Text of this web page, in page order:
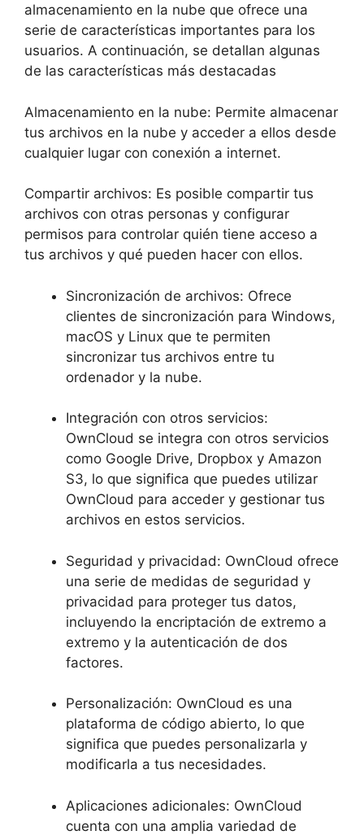
almacenamiento en la nube que ofrece una
serie de características importantes para los
usuarios. A continuación, se detallan algunas
de las características más destacadas
Almacenamiento en la nube: Permite almacenar
tus archivos en la nube y acceder a ellos desde
cualquier lugar con conexión a internet.
Compartir archivos: Es posible compartir tus
archivos con otras personas y configurar
permisos para controlar quién tiene acceso a
tus archivos y qué pueden hacer con ellos.
Sincronización de archivos: Ofrece
clientes de sincronización para Windows,
macOS y Linux que te permiten
sincronizar tus archivos entre tu
ordenador y la nube.
Integración con otros servicios:
OwnCloud se integra con otros servicios
como Google Drive, Dropbox y Amazon
S3, lo que significa que puedes utilizar
OwnCloud para acceder y gestionar tus
archivos en estos servicios.
Seguridad y privacidad: OwnCloud ofrece
una serie de medidas de seguridad y
privacidad para proteger tus datos,
incluyendo la encriptación de extremo a
extremo y la autenticación de dos
factores.
Personalización: OwnCloud es una
plataforma de código abierto, lo que
significa que puedes personalizarla y
modificarla a tus necesidades.
Aplicaciones adicionales: OwnCloud
cuenta con una amplia variedad de